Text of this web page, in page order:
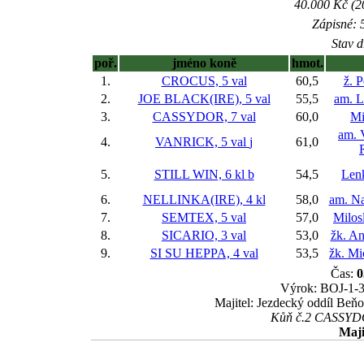
40.000 Kč
Zápisné:
Stav
poř.
jméno koně
hmot.
1.
CROCUS, 5 val 60,5
ž.
2.
JOE BLACK(IRE), 5 val 55,5
am.
3.
CASSYDOR, 7 val 60,0
4.
VANRICK, 5 val j 61,0
am.
5.
STILL WIN, 6 kl b 54,5
6.
NELLINKA(IRE), 4 kl 58,0
am.
7.
SEMTEX, 5 val 57,0
8.
SICARIO, 3 val 53,0
žk.
9.
SI SU HEPPA, 4 val 53,5
žk.
Čas:
Výrok: BOJ-1-
Majitel: Jezdecký oddíl
Kůň č.2